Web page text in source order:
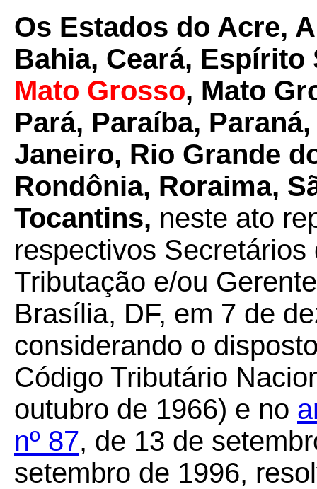
Os Estados do Acre,
Bahia, Ceará, Espírito
Mato Grosso, Mato
Pará, Paraíba,
Janeiro, Rio Grande
Rondônia, Roraima,
Tocantins, neste ato
respectivos
Tributação e/ou
Brasília, DF, em 7 de
considerando o
Código Tributário
outubro de 1966) e no
nº 87, de 13 de
setembro de 1996,